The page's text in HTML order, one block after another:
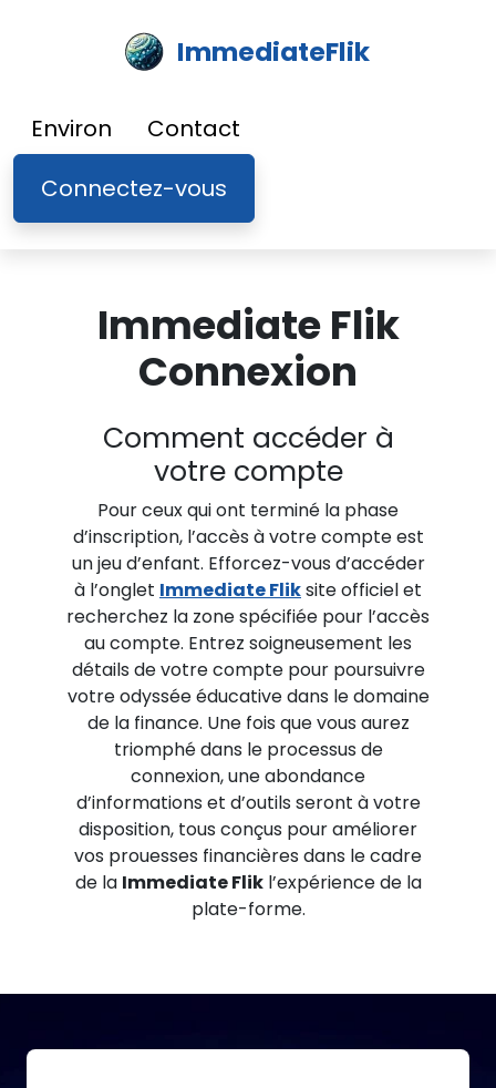
ImmediateFlik
Environ
Contact
Connectez-vous
Immediate Flik
Connexion
Comment accéder à
votre compte
Pour ceux qui ont terminé la phase
d’inscription, l’accès à votre compte est
un jeu d’enfant. Efforcez-vous d’accéder
à l’onglet Immediate Fliksite officiel et
recherchez la zone spécifiée pour l’accès
au compte. Entrez soigneusement les
détails de votre compte pour poursuivre
votre odyssée éducative dans le domaine
de la finance. Une fois que vous aurez
triomphé dans le processus de
connexion, une abondance
d’informations et d’outils seront à votre
disposition, tous conçus pour améliorer
vos prouesses financières dans le cadre
de la Immediate Flikl’expérience de la
plate-forme.